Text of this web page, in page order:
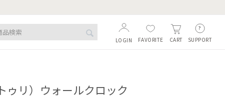
SUPPORT
CART
FAVORITE
LOGIN
ゥリ）ウォールクロック